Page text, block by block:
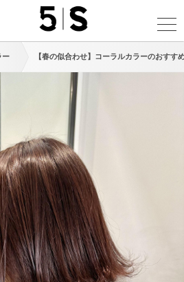
ー 【春の似合わせ】コーラルカラーのおすす